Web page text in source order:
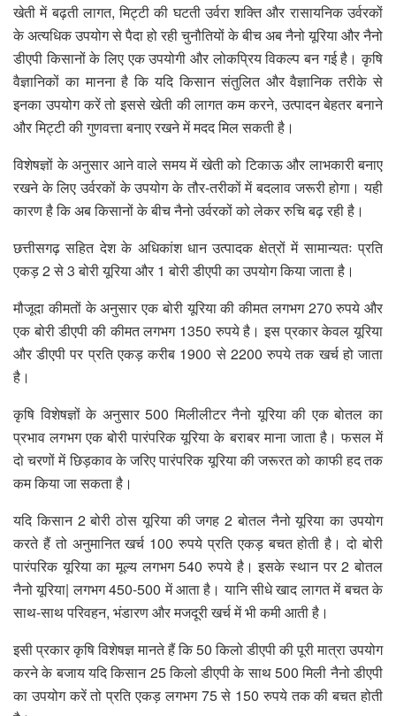
खेती में बढ़ती लागत, मिट्टी की घटती उर्वरा शक्ति और रासायनिक उर्वरकों
के अत्यधिक उपयोग से पैदा हो रही चुनौतियों के बीच अब नैनो यूरिया और नैनो
डीएपी किसानों के लिए एक उपयोगी और लोकप्रिय विकल्प बन गई है। कृषि
वैज्ञानिकों का मानना है कि यदि किसान संतुलित और वैज्ञानिक तरीके से
इनका उपयोग करें तो इससे खेती की लागत कम करने, उत्पादन बेहतर बनाने
और मिट्टी की गुणवत्ता बनाए रखने में मदद मिल सकती है।
विशेषज्ञों के अनुसार आने वाले समय में खेती को टिकाऊ और लाभकारी बनाए
रखने के लिए उर्वरकों के उपयोग के तौर-तरीकों में बदलाव जरूरी होगा। यही
कारण है कि अब किसानों के बीच नैनो उर्वरकों को लेकर रुचि बढ़ रही है।
छत्तीसगढ़ सहित देश के अधिकांश धान उत्पादक क्षेत्रों में सामान्यतः प्रति
एकड़ 2 से 3 बोरी यूरिया और 1 बोरी डीएपी का उपयोग किया जाता है।
मौजूदा कीमतों के अनुसार एक बोरी यूरिया की कीमत लगभग 270 रुपये और
एक बोरी डीएपी की कीमत लगभग 1350 रुपये है। इस प्रकार केवल यूरिया
और डीएपी पर प्रति एकड़ करीब 1900 से 2200 रुपये तक खर्च हो जाता
है।
कृषि विशेषज्ञों के अनुसार 500 मिलीलीटर नैनो यूरिया की एक बोतल का
प्रभाव लगभग एक बोरी पारंपरिक यूरिया के बराबर माना जाता है। फसल में
दो चरणों में छिड़काव के जरिए पारंपरिक यूरिया की जरूरत को काफी हद तक
कम किया जा सकता है।
यदि किसान 2 बोरी ठोस यूरिया की जगह 2 बोतल नैनो यूरिया का उपयोग
करते हैं तो अनुमानित खर्च 100 रुपये प्रति एकड़ बचत होती है। दो बोरी
पारंपरिक यूरिया का मूल्य लगभग 540 रुपये है। इसके स्थान पर 2 बोतल
नैनो यूरिया| लगभग 450-500 में आता है। यानि सीधे खाद लागत में बचत के
साथ-साथ परिवहन, भंडारण और मजदूरी खर्च में भी कमी आती है।
इसी प्रकार कृषि विशेषज्ञ मानते हैं कि 50 किलो डीएपी की पूरी मात्रा उपयोग
करने के बजाय यदि किसान 25 किलो डीएपी के साथ 500 मिली नैनो डीएपी
का उपयोग करें तो प्रति एकड़ लगभग 75 से 150 रुपये तक की बचत होती